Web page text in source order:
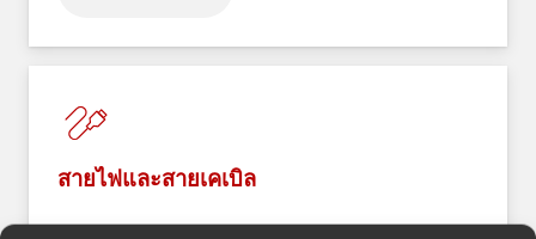
สายไฟและสายเคเบิล